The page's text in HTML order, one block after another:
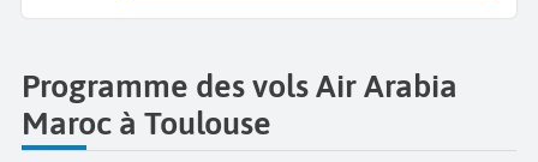
Programme des vols Air Arabia
Maroc à Toulouse